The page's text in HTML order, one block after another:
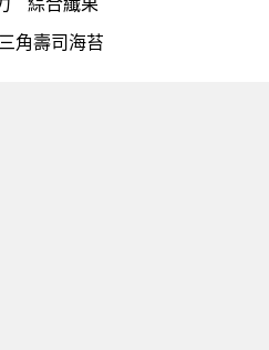
綜合纖果
三角壽司海苔